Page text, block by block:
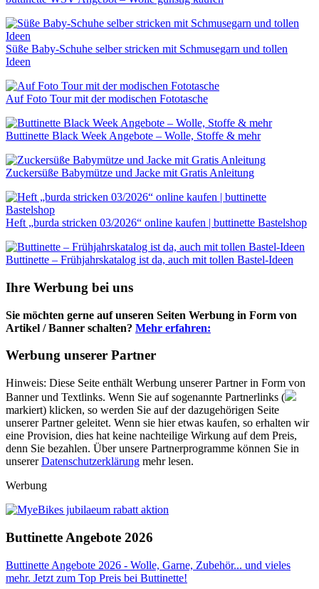
Süße Baby-Schuhe selber stricken mit Schmusegarn und tollen
Ideen
Auf Foto Tour mit der modischen Fototasche
Buttinette Black Week Angebote – Wolle, Stoffe & mehr
Zuckersüße Babymütze und Jacke mit Gratis Anleitung
Heft „burda stricken 03/2026“ online kaufen | buttinette Bastelshop
Buttinette – Frühjahrskatalog ist da, auch mit tollen Bastel-Ideen
Ihre Werbung bei uns
Sie möchten gerne auf unseren Seiten Werbung in Form von
Artikel / Banner schalten? Mehr erfahren:
Werbung unserer Partner
Hinweis: Diese Seite enthält Werbung unserer Partner in Form von
Banner und Textlinks. Wenn Sie auf sogenannte Partnerlinks (
markiert) klicken, so werden Sie auf der dazugehörigen Seite
unserer Partner geleitet. Wenn sie hier etwas kaufen, so erhalten wir
eine Provision, dies hat keine nachteilige Wirkung auf dem Preis,
denn Sie bezahlen. Über unsere Partnerprogramme können Sie in
unsererDatenschutzerklärung mehr lesen.
Werbung
Buttinette Angebote 2026
Buttinette Angebote 2026 - Wolle, Garne, Zubehör... und vieles
mehr. Jetzt zum Top Preis bei Buttinette!